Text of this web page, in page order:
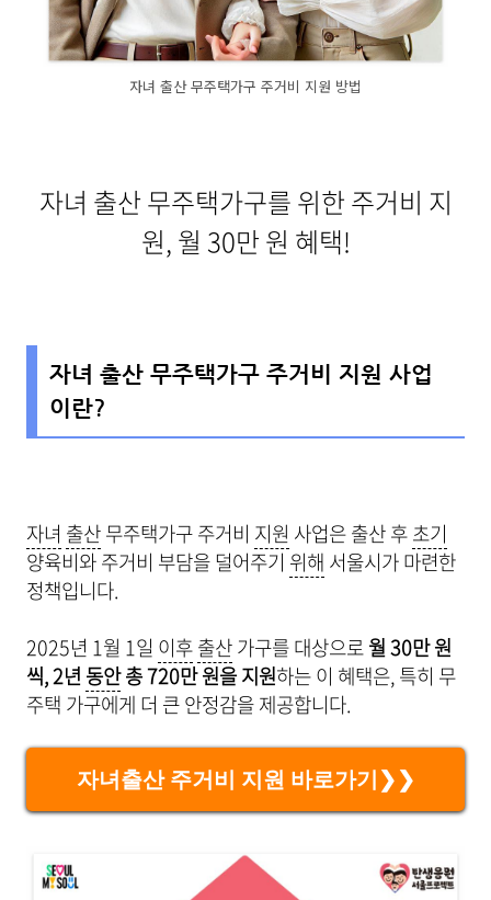
자녀 출산 무주택가구 주거비 지원 방법
자녀 출산 무주택가구를 위한 주거비 지
원, 월 30만 원 혜택!
자녀 출산 무주택가구 주거비 지원 사업
이란?
자녀 출산무주택가구 주거비 지원 사업은 출산 후초기
양육비와 주거비 부담을 덜어주기 위해 서울시가 마련한
정책입니다.
2025년 1월 1일 이후출산가구를 대상으로월 30만 원
씩, 2년 동안총 720만 원을 지원하는 이 혜택은, 특히 무
주택 가구에게 더 큰 안정감을 제공합니다.
자녀출산 주거비 지원 바로가기❯❯